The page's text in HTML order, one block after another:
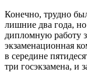
Конечно, трудно
лишние два года,
дипломную работу
экзаменационная
в середине
три госэкзамена, и